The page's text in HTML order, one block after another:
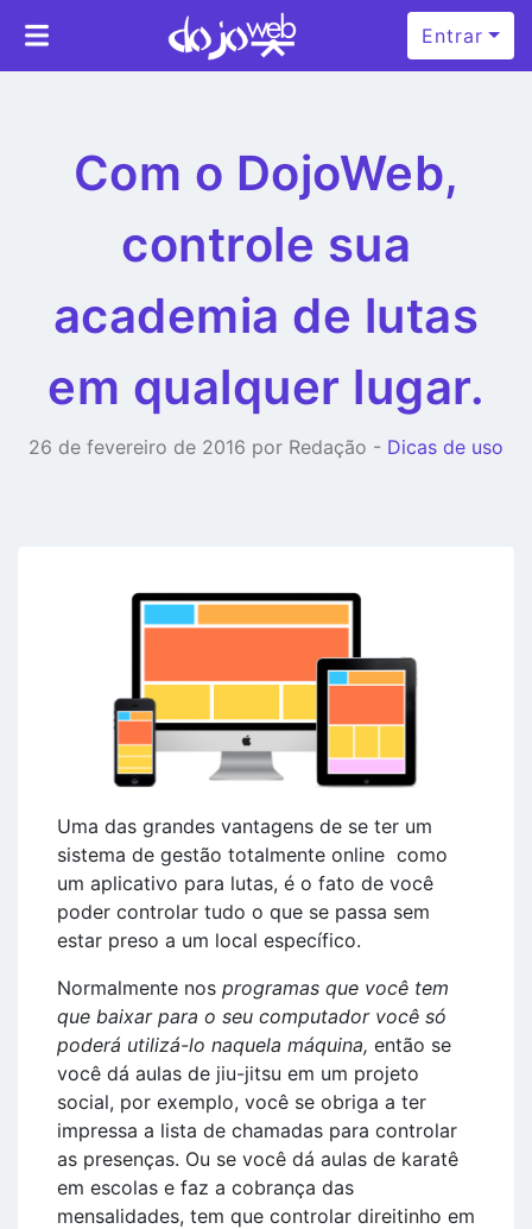
Entrar
Com o DojoWeb,
controle sua
academia de lutas
em qualquer lugar.
26 de fevereiro de 2016 por Redação - Dicas de uso
Uma das grandes vantagens de se ter um
sistema de gestão totalmente online como
um aplicativo para lutas, é o fato de você
poder controlar tudo o que se passa sem
estar preso a um local específico.
Normalmente nos programas que você tem
que baixar para o seu computador você só
poderá utilizá-lo naquela máquina, então se
você dá aulas de jiu-jitsu em um projeto
social, por exemplo, você se obriga a ter
impressa a lista de chamadas para controlar
as presenças. Ou se você dá aulas de karatê
em escolas e faz a cobrança das
mensalidades, tem que controlar direitinho em